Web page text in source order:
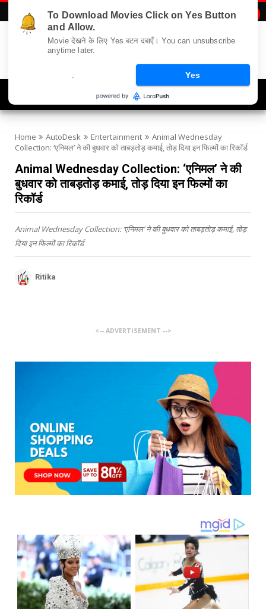
Home AutoDesk Entertainment
Animal Wednesday
Collection: ‘एनिमल’ ने की बुधवार को ताबड़तोड़ कमाई, तोड़ दिया इन फिल्मों का रिकॉर्ड
Animal Wednesday Collection: ‘एनिमल’ ने की
बुधवार को ताबड़तोड़ कमाई, तोड़ दिया इन फिल्मों का
रिकॉर्ड
Animal Wednesday Collection: ‘एनिमल’ ने की बुधवार को ताबड़तोड़ कमाई, तोड़
दिया इन फिल्मों का रिकॉर्ड
Ritika
<-- ADVERTISEMENT -->
To Download Movies Click on Yes Button
and Allow.
Movie देखने के लिए Yes बटन दबाएँ। You can unsubscribe
anytime later.
Yes